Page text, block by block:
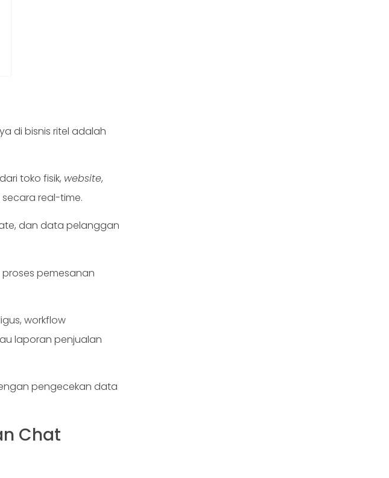
di bisnis ritel adalah
toko fisik, website,
real-time.
dan data pelanggan
pemesanan
workflow
laporan penjualan
pengecekan data
Chat